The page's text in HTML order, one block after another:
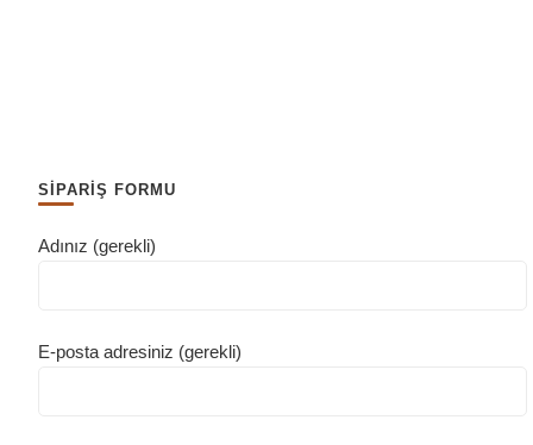
SİPARİŞ FORMU
Adınız (gerekli)
E-posta adresiniz (gerekli)